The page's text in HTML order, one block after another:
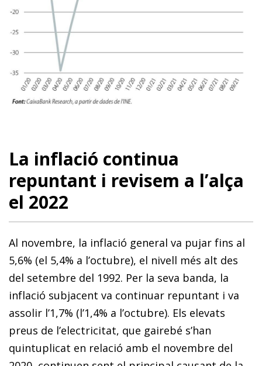
La inflació continua
repuntant i revisem a l’alça
el 2022
Al no­­­­vembre, la inflació general va pujar fins al
5,6% (el 5,4% a l’oc­­­­­­tubre), el nivell més alt des
del setembre del 1992. Per la seva banda, la
inflació subjacent va continuar repuntant i va
as­­solir l’1,7% (l’1,4% a l’octubre). Els elevats
preus de l’elec­­tri­­citat, que gairebé s’han
quintuplicat en relació amb el novembre del